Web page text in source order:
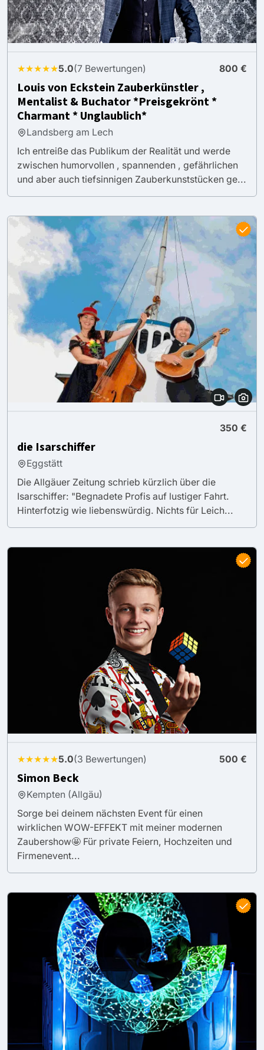
★★★★★5.0(7 Bewertungen) 800 €
Louis von Eckstein Zauberkünstler ,
Mentalist & Buchator *Preisgekrönt *
Charmant * Unglaublich*
Landsberg am Lech
Ich entreiße das Publikum der Realität und werde
zwischen humorvollen , spannenden , gefährlichen
und aber auch tiefsinnigen Zauberkunststücken ge...
350 €
die Isarschiffer
Eggstätt
Die Allgäuer Zeitung schrieb kürzlich über die
Isarschiffer: "Begnadete Profis auf lustiger Fahrt.
Hinterfotzig wie liebenswürdig. Nichts für Leich...
★★★★★5.0(3 Bewertungen) 500 €
Simon Beck
Kempten (Allgäu)
Sorge bei deinem nächsten Event für einen
wirklichen WOW-EFFEKT mit meiner modernen
Zaubershow🤩 Für private Feiern, Hochzeiten und
Firmenevent...